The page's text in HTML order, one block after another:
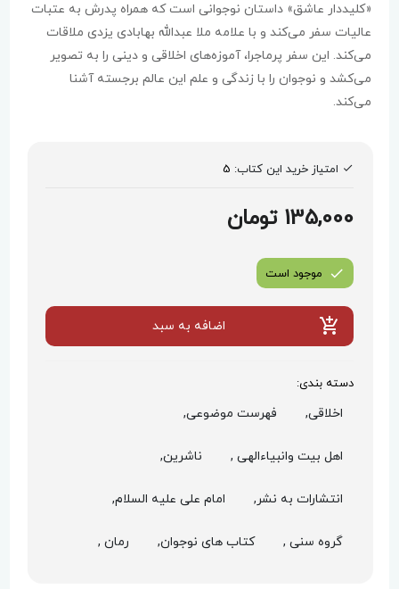
«کلیددار عاشق» داستان نوجوانی است که همراه پدرش به عتبات
عالیات سفر می‌کند و با علامه ملا عبدالله بهابادی یزدی ملاقات
می‌کند. این سفر پرماجرا، آموزه‌های اخلاقی و دینی را به تصویر
می‌کشد و نوجوان را با زندگی و علم این عالم برجسته آشنا
می‌کند.
امتیاز خرید این کتاب: 5
135,000 تومان
موجود است
اضافه به سبد
دسته بندی:
اخلاقی, فهرست موضوعی,
اهل بیت وانبیاءالهی , ناشرین,
انتشارات به نشر, امام علی علیه السلام,
گروه سنی , کتاب های نوجوان, رمان ,